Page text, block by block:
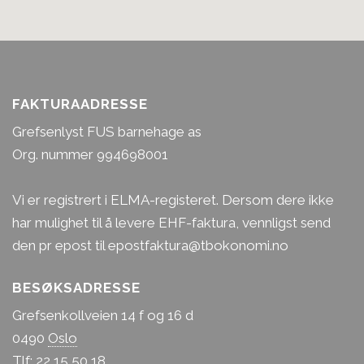
Sofie
Pedagogisk leder
Måneskinn (1-3 år)
FAKTURAADRESSE
Grefsenlyst FUS barnehage as
Org. nummer 994698001
Vi er registrert i ELMA-registeret. Dersom dere ikke
har mulighet til å levere EHF-faktura, vennligst send
den pr epost til epostfaktura@tbokonomi.no
BESØKSADRESSE
Grefsenkollveien 14 f og 16 d
0490 Oslo